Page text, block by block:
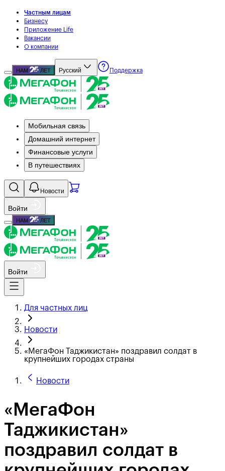
Частным лицам
Бизнесу
Приложение Life
Вакансии
О компании
НАМ ЛЕТ Русский Поддержка
Мобильная связь
Домашний интернет
Финансовые услуги
В путешествиях
Новости
Войти
НАМ ЛЕТ
Войти
Для частных лиц
Новости
«МегаФон Таджикистан» поздравил солдат в
крупнейших городах страны
Новости
«МегаФон
Таджикистан»
поздравил солдат в